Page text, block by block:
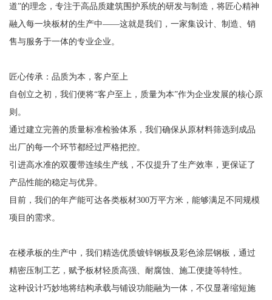
道”的理念，专注于高品质建筑围护系统的研发与制造，将匠心精神
融入每一块板材的生产中——这就是我们，一家集设计、制造、销
售与服务于一体的专业企业。
匠心传承：品质为本，客户至上
自创立之初，我们便将“客户至上，质量为本”作为企业发展的核心原
则。
通过建立完善的质量标准检验体系，我们确保从原材料筛选到成品
出厂的每一个环节都经过严格把控。
引进高水准的双覆带连续生产线，不仅提升了生产效率，更保证了
产品性能的稳定与优异。
目前，我们的年产能可达各类板材300万平方米，能够满足不同规模
项目的需求。
在楼承板的生产中，我们精选优质镀锌钢板及彩色涂层钢板，通过
精密压制工艺，赋予板材轻质高强、耐腐蚀、施工便捷等特性。
这种设计巧妙地将结构承载与铺设功能融为一体，不仅显著缩短施